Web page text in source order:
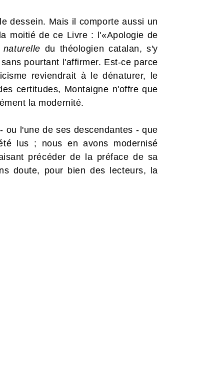
dessein. Mais il comporte aussi un
moitié de ce Livre : l'«Apologie de
naturelle du théologien catalan, s'y
pourtant l'affirmer. Est-ce parce
reviendrait à le dénaturer, le
certitudes, Montaigne n'offre que
la modernité.
l'une de ses descendantes - que
lus ; nous en avons modernisé
précéder de la préface de sa
doute, pour bien des lecteurs, la